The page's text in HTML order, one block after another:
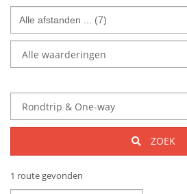
Alle afstanden ... (7)
ZOEK
1 route gevonden